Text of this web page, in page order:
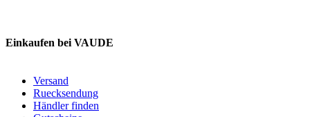
Einkaufen bei VAUDE
Versand
Ruecksendung
Händler finden